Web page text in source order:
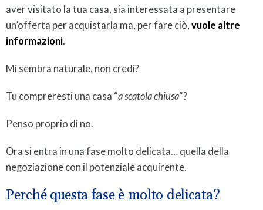
aver visitato la tua casa, sia interessata a presentare
un’offerta per acquistarla ma, per fare ciò, vuole altre
informazioni.
Mi sembra naturale, non credi?
Tu compreresti una casa “a scatola chiusa“?
Penso proprio di no.
Ora si entra in una fase molto delicata… quella della
negoziazione con il potenziale acquirente.
Perché questa fase è molto delicata?